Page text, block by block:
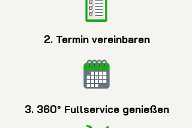
2. Termin vereinbaren
3. 360° Fullservice genießen